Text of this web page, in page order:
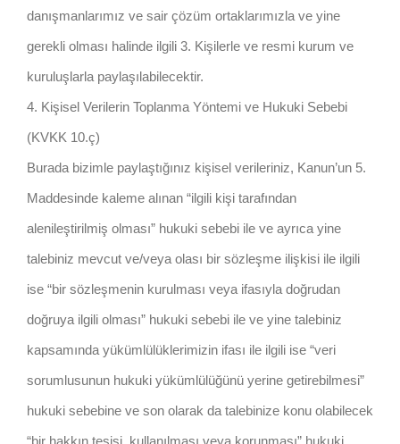
danışmanlarımız ve sair çözüm ortaklarımızla ve yine
gerekli olması halinde ilgili 3. Kişilerle ve resmi kurum ve
kuruluşlarla paylaşılabilecektir.
4. Kişisel Verilerin Toplanma Yöntemi ve Hukuki Sebebi
(KVKK 10.ç)
Burada bizimle paylaştığınız kişisel verileriniz, Kanun’un 5.
Maddesinde kaleme alınan “ilgili kişi tarafından
alenileştirilmiş olması” hukuki sebebi ile ve ayrıca yine
talebiniz mevcut ve/veya olası bir sözleşme ilişkisi ile ilgili
ise “bir sözleşmenin kurulması veya ifasıyla doğrudan
doğruya ilgili olması” hukuki sebebi ile ve yine talebiniz
kapsamında yükümlülüklerimizin ifası ile ilgili ise “veri
sorumlusunun hukuki yükümlülüğünü yerine getirebilmesi”
hukuki sebebine ve son olarak da talebinize konu olabilecek
“bir hakkın tesisi, kullanılması veya korunması” hukuki